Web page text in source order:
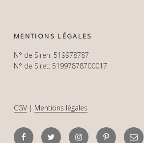
MENTIONS LÉGALES
N° de Siren: 519978787
N° de Siret: 51997878700017
CGV | Mentions légales
FacebookTwitter InstagramPinterestEmail